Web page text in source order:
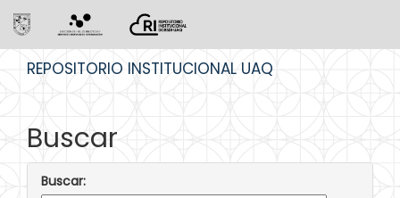
REPOSITORIO INSTITUCIONAL UAQ
Buscar
Buscar: